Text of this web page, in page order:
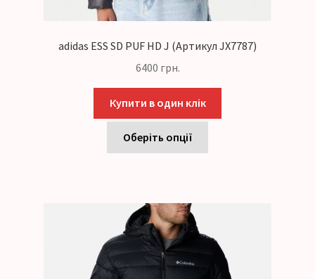
adidas ESS SD PUF HD J (Артикул JX7787)
6400 грн.
Купити в один клік
Оберіть опції